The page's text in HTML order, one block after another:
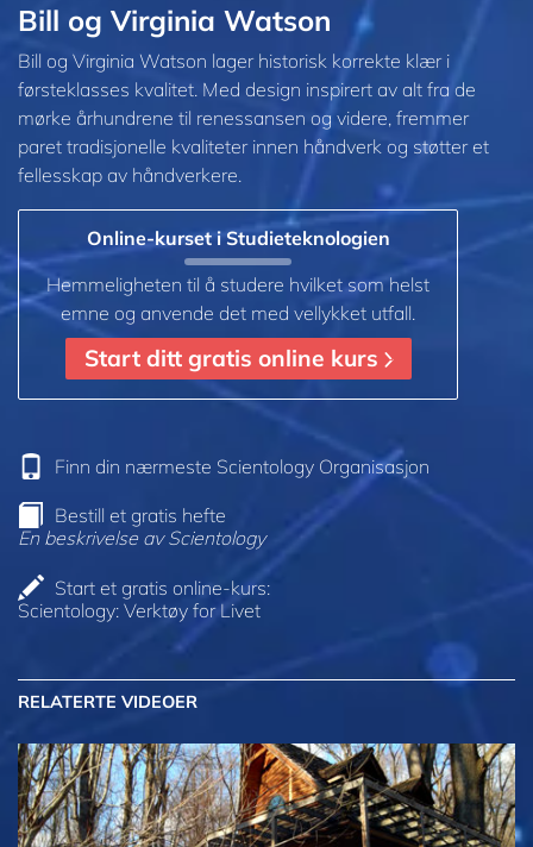
Bill og Virginia Watson
Bill og Virginia Watson lager historisk korrekte klær i
førsteklasses kvalitet. Med design inspirert av alt fra de
mørke århundrene til renessansen og videre, fremmer
paret tradisjonelle kvaliteter innen håndverk og støtter et
fellesskap av håndverkere.
Online-kurset i Studieteknologien
Hemmeligheten til å studere hvilket som helst
emne og anvende det med vellykket utfall.
Start ditt gratis online kurs
Finn din nærmeste Scientology Organisasjon
Bestill et gratis hefte
En beskrivelse av Scientology
Start et gratis online-kurs:
Scientology: Verktøy for Livet
RELATERTE VIDEOER